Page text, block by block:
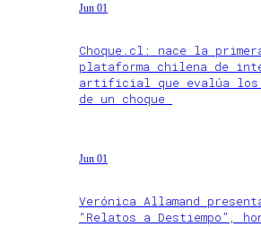
Jun 01
Choque.cl: nace la
plataforma chilena de
artificial que evalúa los
de un choque
Jun 01
Verónica Allamand
“Relatos a Destiempo”,